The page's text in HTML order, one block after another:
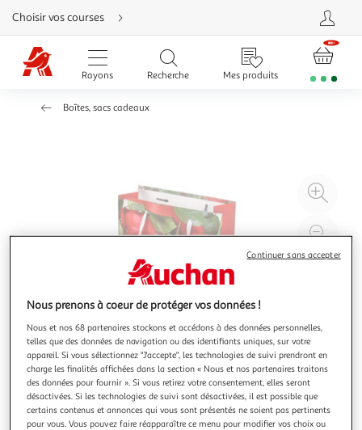
Aller
directement
au
contenu
Aller
directement
Aller
Choisir vos courses
Rayons Recherche Mes produits
Boîtes, sacs cadeaux
à
Nous prenons à coeur de protéger vos données !
Nous et nos 68 partenaires stockons et accédons à des données personnelles,
telles que des données de navigation ou des identifiants uniques, sur votre
appareil. Si vous sélectionnez "J'accepte", les technologies de suivi prendront en
charge les finalités affichées dans la section « Nous et nos partenaires traitons
des données pour fournir ». Si vous retirez votre consentement, elles seront
désactivées. Si les technologies de suivi sont désactivées, il est possible que
certains contenus et annonces qui vous sont présentés ne soient pas pertinents
pour vous. Vous pouvez faire réapparaître ce menu pour modifier vos choix ou
Continuer sans accepter